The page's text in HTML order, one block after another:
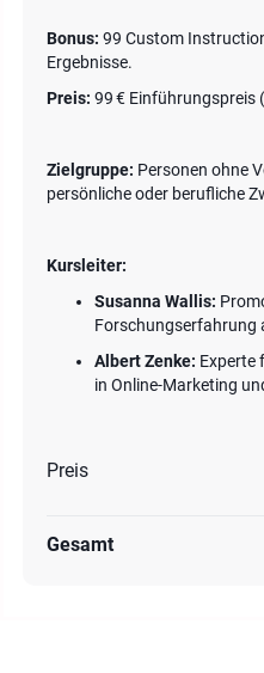
Bonus: 99 Custom
Ergebnisse.
Preis: 99 € Einführungspreis (
Zielgruppe: Personen ohne
persönliche oder berufliche
Kursleiter:
Susanna Wallis:
Forschungserfahrung
Albert Zenke: Experte
in Online-Marketing
Preis
Gesamt